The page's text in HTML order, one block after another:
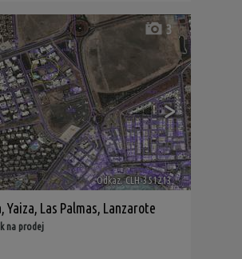
>
3
Odkaz. CLH-351213 🔗
, Yaiza, Las Palmas, Lanzarote
na prodej